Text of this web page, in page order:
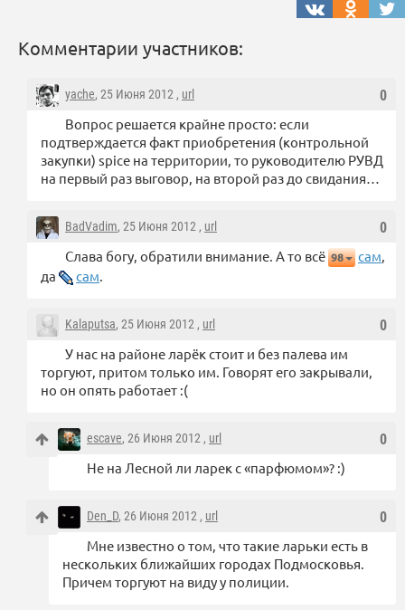
Комментарии участников:
0
yache, 25 Июня 2012 , url
Вопрос решается крайне просто: если
подтверждается факт приобретения (контрольной
закупки) spice на территории, то руководителю РУВД
на первый раз выговор, на второй раз до свидания…
0
BadVadim, 25 Июня 2012 , url
Слава богу, обратили внимание. А то всё 98 сам,
да
сам.
0
Kalaputsa, 25 Июня 2012 , url
У нас на районе ларёк стоит и без палева им
торгуют, притом только им. Говорят его закрывали,
но он опять работает :(
0
escave, 26 Июня 2012 , url
Не на Лесной ли ларек с «парфюмом»? :)
0
Den_D, 26 Июня 2012 , url
Мне известно о том, что такие ларьки есть в
нескольких ближайших городах Подмосковья.
Причем торгуют на виду у полиции.